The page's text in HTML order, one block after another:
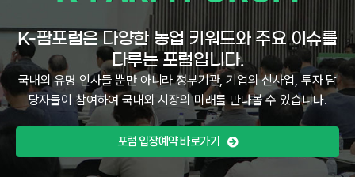
K-팜포럼은 다양한 농업 키워드와 주요 이슈를
다루는 포럼입니다.
국내외 유명 인사들 뿐만 아니라 정부기관, 기업의 신사업, 투자 담
당자들이 참여하여 국내외 시장의 미래를 만나볼 수 있습니다.
포럼 입장예약 바로가기